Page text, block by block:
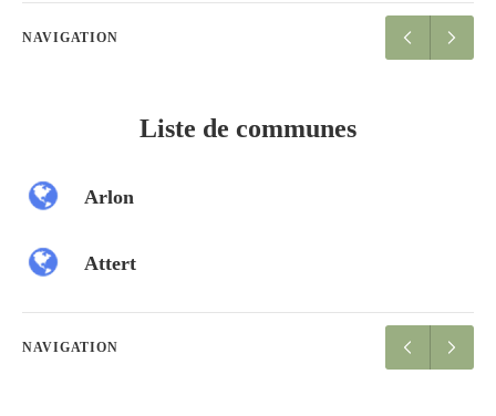
NAVIGATION
Liste de communes
Arlon
Attert
NAVIGATION